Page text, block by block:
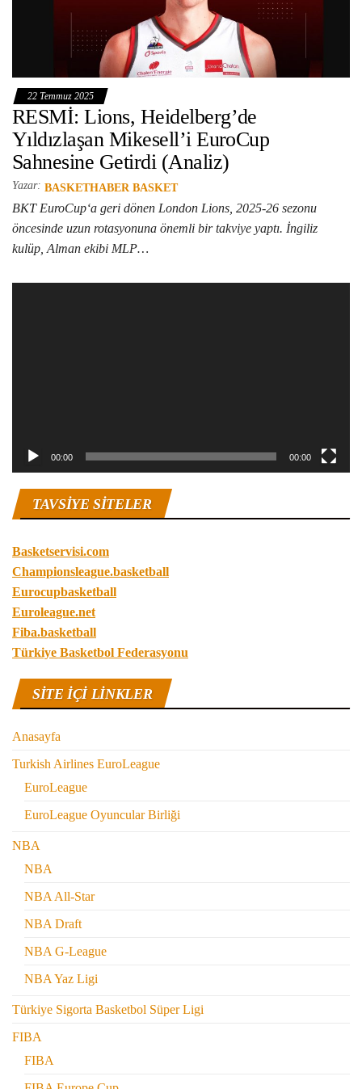
22 Temmuz 2025
RESMİ: Lions, Heidelberg’de
Yıldızlaşan Mikesell’i EuroCup
Sahnesine Getirdi (Analiz)
Yazar: BASKETHABER BASKET
BKT EuroCup‘a geri dönen London Lions, 2025-26 sezonu
öncesinde uzun rotasyonuna önemli bir takviye yaptı. İngiliz
kulüp, Alman ekibi MLP…
00:00 00:00
TAVSIYE SITELER
Basketservisi.com
Championsleague.basketball
Eurocupbasketball
Euroleague.net
Fiba.basketball
Türkiye Basketbol Federasyonu
SITE IÇI LINKLER
Anasayfa
Turkish Airlines EuroLeague
EuroLeague
EuroLeague Oyuncular Birliği
NBA
NBA
NBA All-Star
NBA Draft
NBA G-League
NBA Yaz Ligi
Türkiye Sigorta Basketbol Süper Ligi
FIBA
FIBA